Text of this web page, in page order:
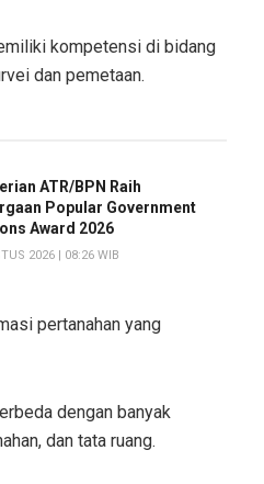
kompetensi di bidang
dan pemetaan.
ATR/BPN Raih
Popular Government
Award 2026
2026 | 08:26 WIB
pertanahan yang
dengan banyak
dan tata ruang.